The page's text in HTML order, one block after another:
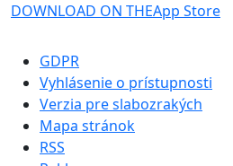
DOWNLOAD ON THEApp Store
GDPR
Vyhlásenie o prístupnosti
Verzia pre slabozrakých
Mapa stránok
RSS